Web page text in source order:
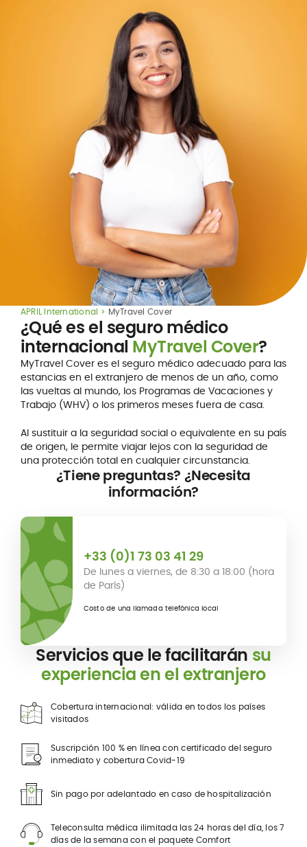
APRIL International MyTravel Cover
¿Qué es el seguro médico
internacional MyTravel Cover?
MyTravel Cover es el seguro médico adecuado para las
estancias en el extranjero de menos de un año, como
las vueltas al mundo, los Programas de Vacaciones y
Trabajo (WHV) o los primeros meses fuera de casa.
Al sustituir a la seguridad social o equivalente en su país
de origen, le permite viajar lejos con la seguridad de
una protección total en cualquier circunstancia.
¿Tiene preguntas? ¿Necesita
información?
+33 (0)1 73 03 41 29
De lunes a viernes, de 8:30 a 18:00 (hora
de París)
Costo de una llamada telefónica local
Servicios que le facilitarán su
experiencia en el extranjero
Cobertura internacional: válida en todos los países
visitados
Suscripción 100 % en línea con certificado del seguro
inmediato y cobertura Covid-19
Sin pago por adelantado en caso de hospitalización
Teleconsulta médica ilimitada las 24 horas del día, los 7
días de la semana con el paquete Comfort